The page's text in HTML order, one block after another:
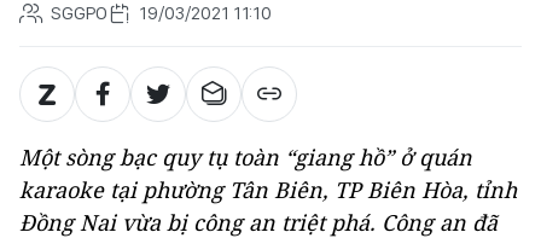
SGGPO 19/03/2021 11:10
Một sòng bạc quy tụ toàn “giang hồ” ở quán
karaoke tại phường Tân Biên, TP Biên Hòa, tỉnh
Đồng Nai vừa bị công an triệt phá. Công an đã